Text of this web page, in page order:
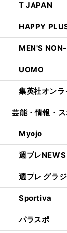
T JAPAN
HAPPY
MEN'S
UOMO
集英社オンラ
芸能・情報・ス
Myojo
週プレNEWS
週プレ グラ
Sportiva
パラスポ